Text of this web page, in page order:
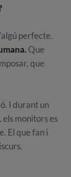
perfecte.
Que
que
I durant un
els monitors es
El que fan i